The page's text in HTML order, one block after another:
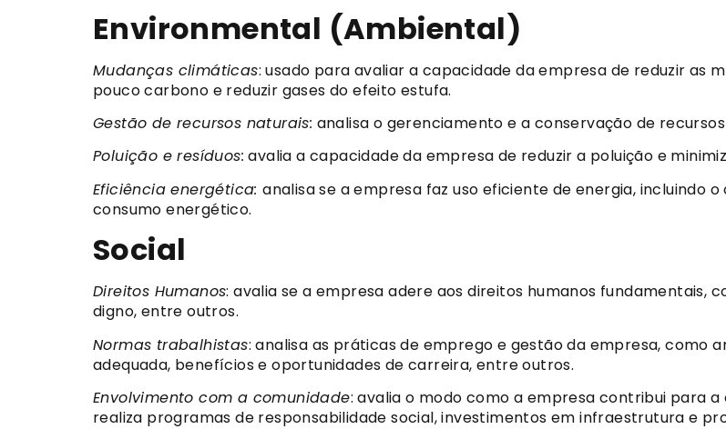
Environmental (Ambiental)
Mudanças climáticas: usado para avaliar a capacidade da empresa de reduzir as
pouco carbono e reduzir gases do efeito estufa.
Gestão de recursos naturais: analisa o gerenciamento e a conservação de
Poluição e resíduos: avalia a capacidade da empresa de reduzir a poluição e
Eficiência energética:analisa se a empresa faz uso eficiente de energia, incluindo
consumo energético.
Social
Direitos Humanos: avalia se a empresa adere aos direitos humanos fundamentais,
digno, entre outros.
Normas trabalhistas: analisa as práticas de emprego e gestão da empresa, como
adequada, benefícios e oportunidades de carreira, entre outros.
Envolvimento com a comunidade: avalia o modo como a empresa contribui para
realiza programas de responsabilidade social, investimentos em infraestrutura e